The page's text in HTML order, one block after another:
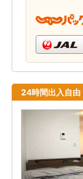
24時間出入自由